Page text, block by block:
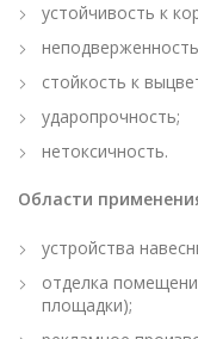
устойчивость к
стойкость к
ударопрочность;
нетоксичность.
Области
устройства
отделка
площадки);